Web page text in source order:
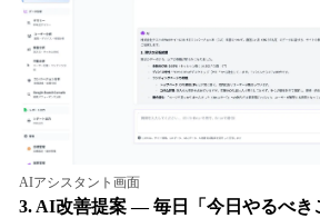
AIアシスタント画面
3. AI改善提案 — 毎日「今日やるべき